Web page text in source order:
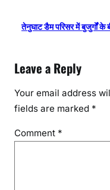
तेनुघाट डैम परिसर में बुजुर्गों के
Leave a Reply
Your email address
fields are marked *
Comment *